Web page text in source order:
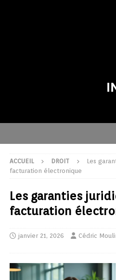
ACCUEIL DROIT
Les
facturation électronique
Les garanties
facturation
janvier 21, 2026 Cédric